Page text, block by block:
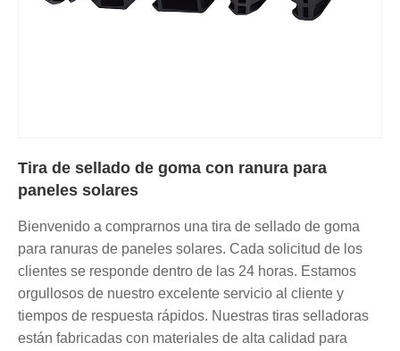
Tira de sellado de goma con ranura para
paneles solares
Bienvenido a comprarnos una tira de sellado de goma
para ranuras de paneles solares. Cada solicitud de los
clientes se responde dentro de las 24 horas. Estamos
orgullosos de nuestro excelente servicio al cliente y
tiempos de respuesta rápidos. Nuestras tiras selladoras
están fabricadas con materiales de alta calidad para